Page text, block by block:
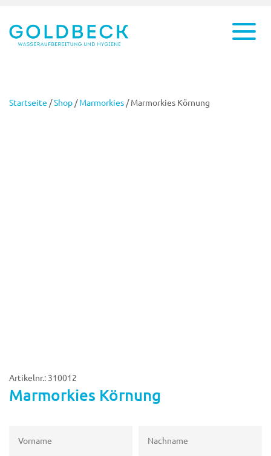
Startseite /Shop /Marmorkies / Marmorkies Körnung
Artikelnr.: 310012
Marmorkies Körnung